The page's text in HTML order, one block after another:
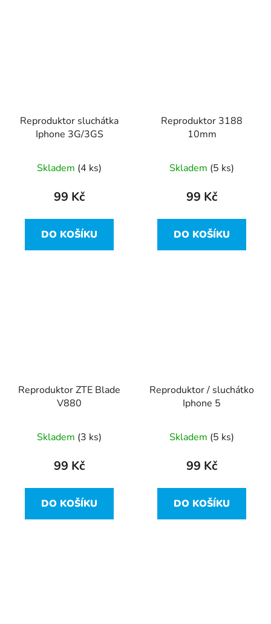
Reproduktor sluchátka
Iphone 3G/3GS
Skladem (4 ks)
99 Kč
DO KOŠÍKU
Reproduktor 3188
10mm
Skladem (5 ks)
99 Kč
DO KOŠÍKU
Reproduktor ZTE Blade
V880
Skladem (3 ks)
99 Kč
DO KOŠÍKU
Reproduktor / sluchátko
Iphone 5
Skladem (5 ks)
99 Kč
DO KOŠÍKU